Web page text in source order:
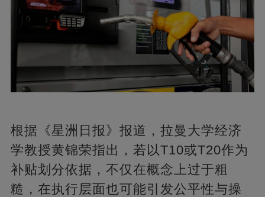
根据《星洲日报》报道，拉曼大学经济
学教授黄锦荣指出，若以T10或T20作为
补贴划分依据，不仅在概念上过于粗
糙，在执行层面也可能引发公平性与操